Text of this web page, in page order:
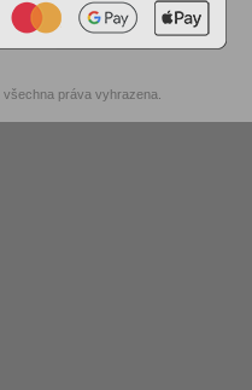
, všechna práva vyhrazena.